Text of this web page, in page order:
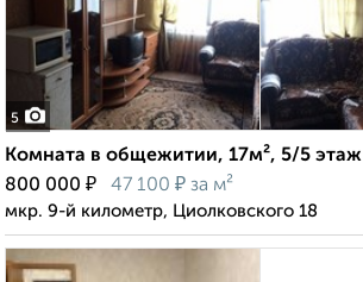
5
Комната в общежитии, 17м², 5/5 этаж
800 000 ₽ 47 100 ₽ за м²
мкр. 9-й километр, Циолковского 18